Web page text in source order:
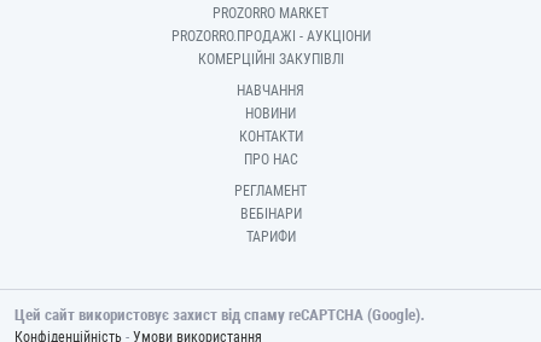
PROZORRO MARKET
PROZORRO.ПРОДАЖІ - АУКЦІОНИ
КОМЕРЦІЙНІ ЗАКУПІВЛІ
НАВЧАННЯ
НОВИНИ
КОНТАКТИ
ПРО НАС
РЕГЛАМЕНТ
ВЕБІНАРИ
ТАРИФИ
Цей сайт використовує захист від спаму reCAPTCHA (Google).
Конфіденційність - Умови використання